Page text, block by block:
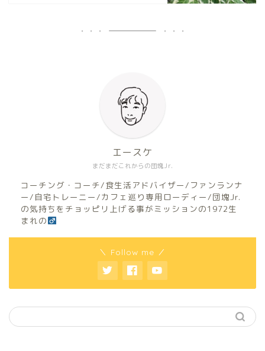
まだまだこれからの団塊Jr.
エースケ
コーチング・コーチ/食生活アドバイザー/ファンランナ
ー/自宅トレーニー/カフェ巡り専用ローディー/団塊Jr.
の気持ちをチョッピリ上げる事がミッションの1972生
まれの
＼ Follow me ／